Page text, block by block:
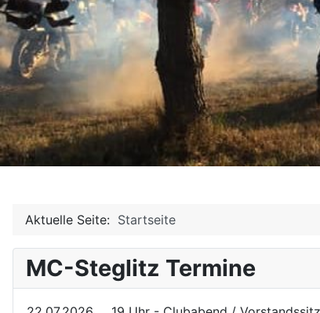
Aktuelle Seite: Startseite
MC-Steglitz Termine